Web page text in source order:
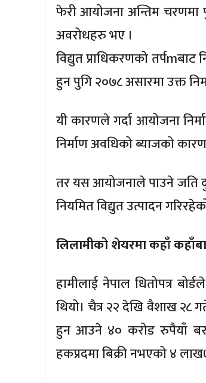
फेरी आयोजना अन्तिम चरणमा
अवरोधहरु भए ।
विद्युत प्राधिकरणको तर्पmबाट
हुन पुगि २०७८ असारमा उक्त
यी कारणले गर्दा आयोजना
निर्माण अवधिको ब्याजको
तर यस आयोजनाले पाउने जति
नियमित विद्युत उत्पादन
लिलामीको शेयरमा कहाँ
हामीलाई नेपाल धितोपत्र
थियो। चैत्र २२ देखि वैशाख २८
हुन आउने ४० करोड रुपैयाँ
हकप्रदमा बिक्री नभएको ४